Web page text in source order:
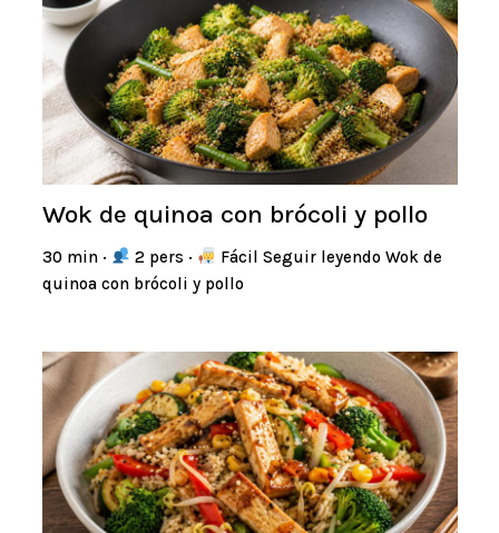
Wok de quinoa con brócoli y pollo
30 min · 2 pers ·
Fácil Seguir leyendo Wok de
quinoa con brócoli y pollo